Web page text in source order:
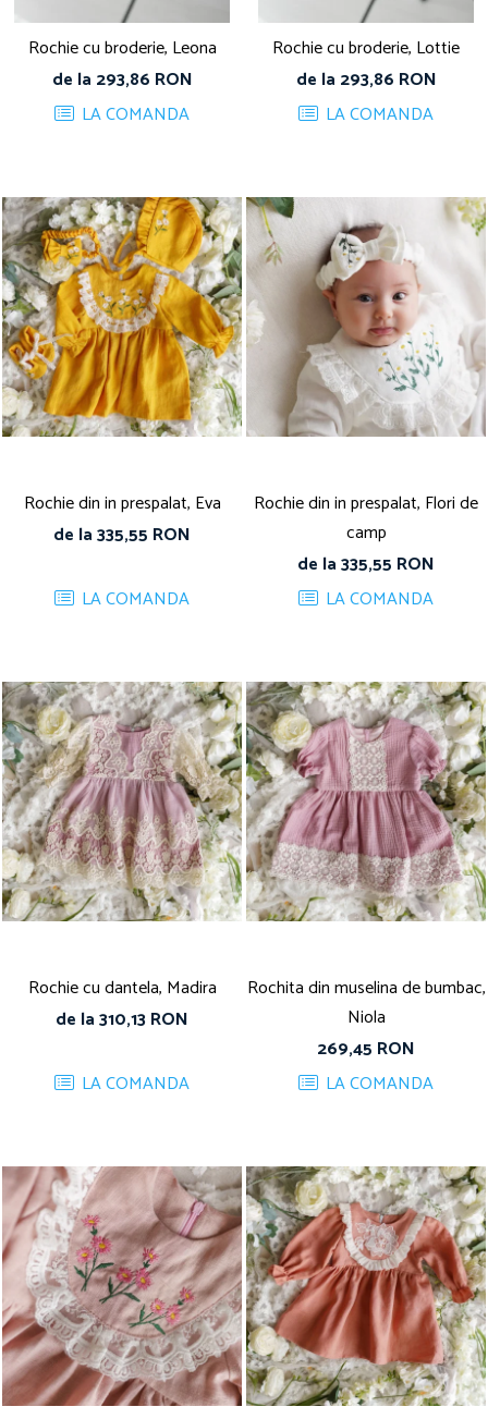
Rochie cu broderie, Leona
de la 293,86 RON
LA COMANDA
Rochie cu broderie, Lottie
de la 293,86 RON
LA COMANDA
Rochie din in prespalat, Eva
de la 335,55 RON
LA COMANDA
Rochie din in prespalat, Flori de
camp
de la 335,55 RON
LA COMANDA
Rochie cu dantela, Madira
de la 310,13 RON
LA COMANDA
Rochita din muselina de bumbac,
Niola
269,45 RON
LA COMANDA